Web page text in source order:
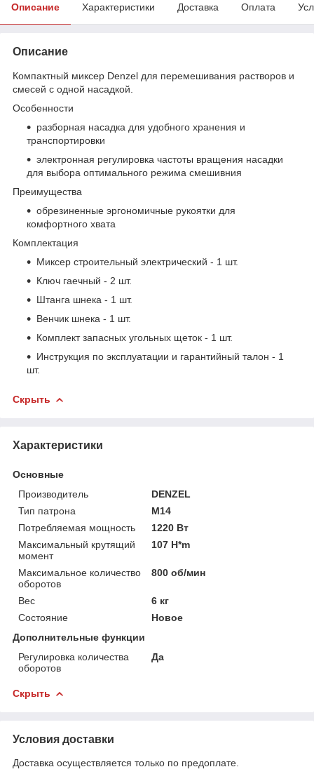
Описание Характеристики Доставка Оплата
Описание
Компактный миксер Denzel для перемешивания растворов и
смесей с одной насадкой.
Особенности
разборная насадка для удобного хранения и
транспортировки
электронная регулировка частоты вращения насадки
для выбора оптимального режима смешивния
Преимущества
обрезиненные эргономичные рукоятки для
комфортного хвата
Комплектация
Миксер строительный электрический - 1 шт.
Ключ гаечный - 2 шт.
Штанга шнека - 1 шт.
Венчик шнека - 1 шт.
Комплект запасных угольных щеток - 1 шт.
Инструкция по эксплуатации и гарантийный талон - 1
шт.
Скрыть
Характеристики
Основные
Производитель
DENZEL
Тип патрона
M14
Потребляемая мощность
1220 Вт
Максимальный крутящий
момент
107 H*m
Максимальное количество
оборотов
800 об/мин
Вес
6 кг
Состояние
Новое
Дополнительные функции
Регулировка количества
оборотов
Да
Скрыть
Условия доставки
Доставка осуществляется только по предоплате.